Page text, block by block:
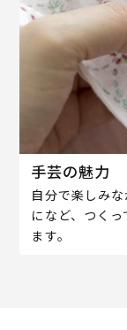
手芸の魅力
自分で楽しみ
になど、つく
ます。